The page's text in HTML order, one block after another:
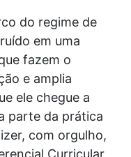
do regime de
em uma
fazem o
e amplia
ele chegue a
parte da prática
com orgulho,
Curricular